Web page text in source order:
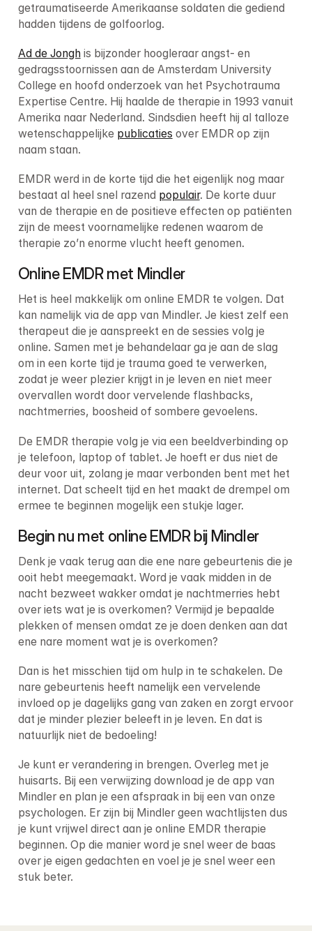
getraumatiseerde Amerikaanse soldaten die gediend
hadden tijdens de golfoorlog.
Ad de Jongh is bijzonder hoogleraar angst- en
gedragsstoornissen aan de Amsterdam University
College en hoofd onderzoek van het Psychotrauma
Expertise Centre. Hij haalde de therapie in 1993 vanuit
Amerika naar Nederland. Sindsdien heeft hij al talloze
wetenschappelijke publicaties over EMDR op zijn
naam staan.
EMDR werd in de korte tijd die het eigenlijk nog maar
bestaat al heel snel razend populair. De korte duur
van de therapie en de positieve effecten op patiënten
zijn de meest voornamelijke redenen waarom de
therapie zo’n enorme vlucht heeft genomen.
Online EMDR met Mindler
Het is heel makkelijk om online EMDR te volgen. Dat
kan namelijk via de app van Mindler. Je kiest zelf een
therapeut die je aanspreekt en de sessies volg je
online. Samen met je behandelaar ga je aan de slag
om in een korte tijd je trauma goed te verwerken,
zodat je weer plezier krijgt in je leven en niet meer
overvallen wordt door vervelende flashbacks,
nachtmerries, boosheid of sombere gevoelens.
De EMDR therapie volg je via een beeldverbinding op
je telefoon, laptop of tablet. Je hoeft er dus niet de
deur voor uit, zolang je maar verbonden bent met het
internet. Dat scheelt tijd en het maakt de drempel om
ermee te beginnen mogelijk een stukje lager.
Begin nu met online EMDR bij Mindler
Denk je vaak terug aan die ene nare gebeurtenis die je
ooit hebt meegemaakt. Word je vaak midden in de
nacht bezweet wakker omdat je nachtmerries hebt
over iets wat je is overkomen? Vermijd je bepaalde
plekken of mensen omdat ze je doen denken aan dat
ene nare moment wat je is overkomen?
Dan is het misschien tijd om hulp in te schakelen. De
nare gebeurtenis heeft namelijk een vervelende
invloed op je dagelijks gang van zaken en zorgt ervoor
dat je minder plezier beleeft in je leven. En dat is
natuurlijk niet de bedoeling!
Je kunt er verandering in brengen. Overleg met je
huisarts. Bij een verwijzing download je de app van
Mindler en plan je een afspraak in bij een van onze
psychologen. Er zijn bij Mindler geen wachtlijsten dus
je kunt vrijwel direct aan je online EMDR therapie
beginnen. Op die manier word je snel weer de baas
over je eigen gedachten en voel je je snel weer een
stuk beter.